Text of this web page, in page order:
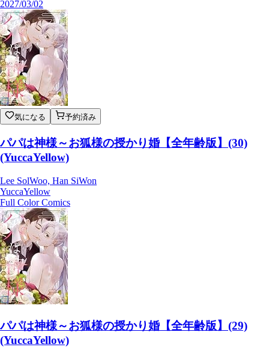
2027/03/02
気になる 予約済み
パパは神様～お狐様の授かり婚【全年齢版】(30)
(YuccaYellow)
Lee SolWoo, Han SiWon
YuccaYellow
Full Color Comics
パパは神様～お狐様の授かり婚【全年齢版】(29)
(YuccaYellow)